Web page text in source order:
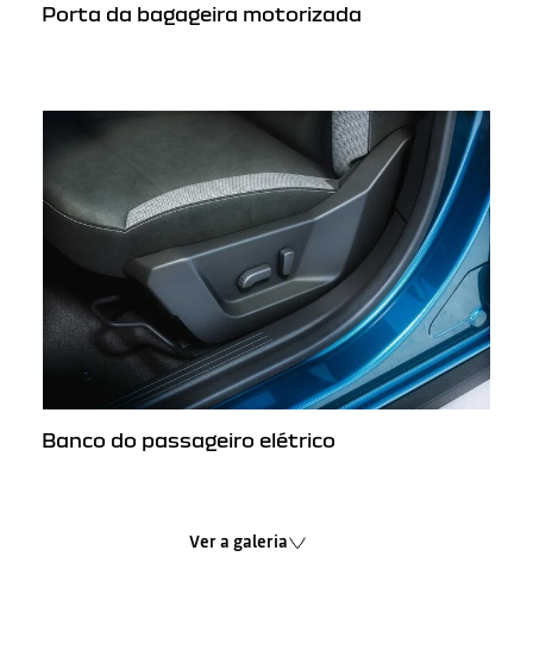
Porta da bagageira motorizada
Banco do passageiro elétrico
Ver a galeria